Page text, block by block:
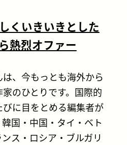
くいきいきとした
熱烈オファー
、今もっとも海外から
のひとりです。国際的
に目をとめる編集者が
国・中国・タイ・ベト
ス・ロシア・ブルガリ